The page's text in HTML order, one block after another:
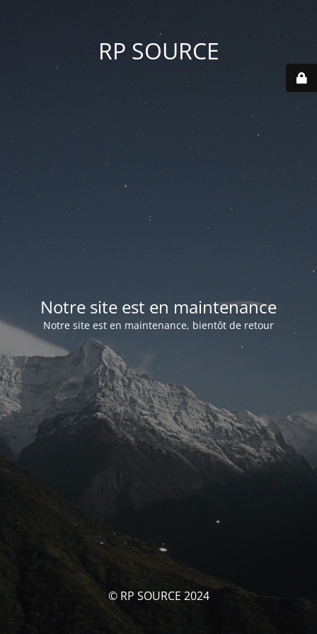
RP SOURCE
Notre site est en maintenance
Notre site est en maintenance, bientôt de retour
© RP SOURCE 2024